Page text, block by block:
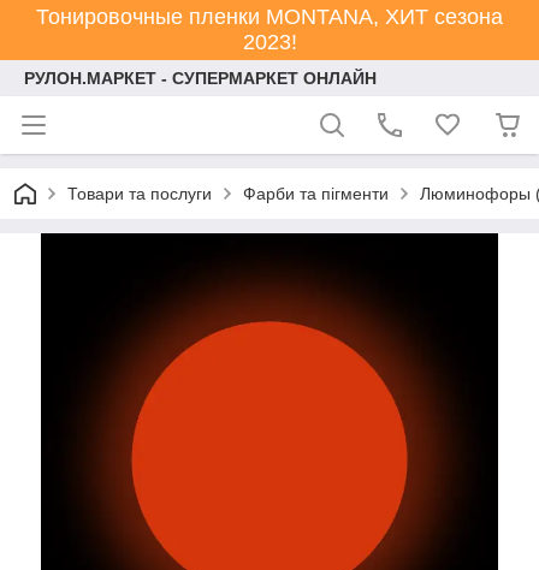
Тонировочные пленки MONTANA, ХИТ сезона
2023!
РУЛОН.МАРКЕТ - СУПЕРМАРКЕТ ОНЛАЙН
Товари та послуги Фарби та пігменти Люминофоры